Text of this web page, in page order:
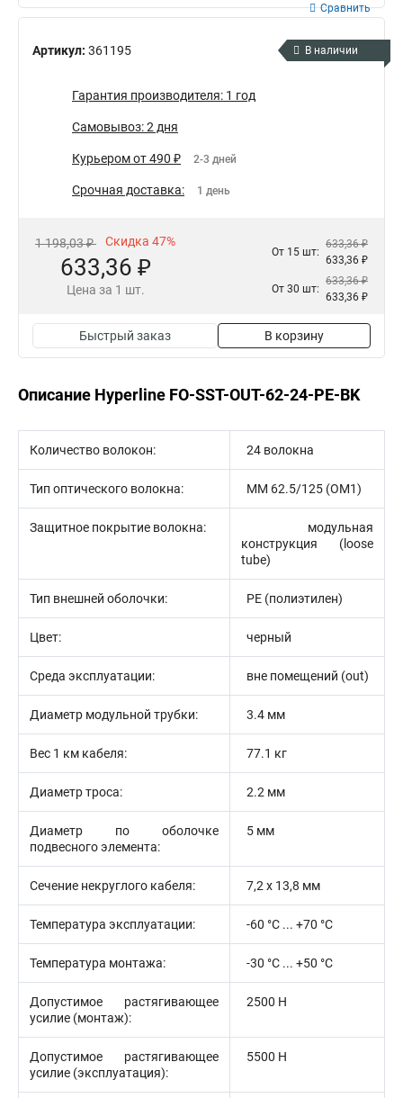
Артикул: 361195
Сравнить
В наличии
Гарантия производителя: 1 год
Самовывоз: 2 дня
Курьером от 490 ₽ 2-3 дней
Срочная доставка: 1 день
1 198,03 ₽ Скидка 47%
633,36 ₽
Цена за 1 шт.
От 15 шт:
633,36 ₽
633,36 ₽
От 30 шт:
633,36 ₽
633,36 ₽
Быстрый заказ В корзину
Описание Hyperline FO-SST-OUT-62-24-PE-BK
Количество волокон: 24 волокна
Тип оптического волокна: MM 62.5/125 (OM1)
Защитное покрытие волокна:
модульная
конструкция (loose
tube)
Тип внешней оболочки: PE (полиэтилен)
Цвет: черный
Среда эксплуатации: вне помещений (out)
Диаметр модульной трубки: 3.4 мм
Вес 1 км кабеля: 77.1 кг
Диаметр троса: 2.2 мм
Диаметр по оболочке
подвесного элемента:
5 мм
Сечение некруглого кабеля: 7,2 x 13,8 мм
Температура эксплуатации: -60 °С ... +70 °С
Температура монтажа: -30 °С ... +50 °С
Допустимое растягивающее
усилие (монтаж):
2500 Н
Допустимое растягивающее
усилие (эксплуатация):
5500 Н